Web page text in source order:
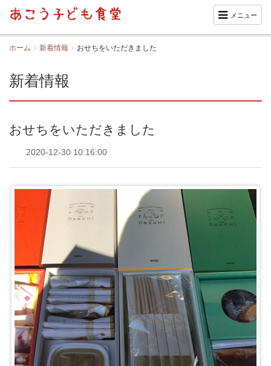
メニュー
ホーム 新着情報 おせちをいただきました
新着情報
おせちをいただきました
2020-12-30 10:16:00